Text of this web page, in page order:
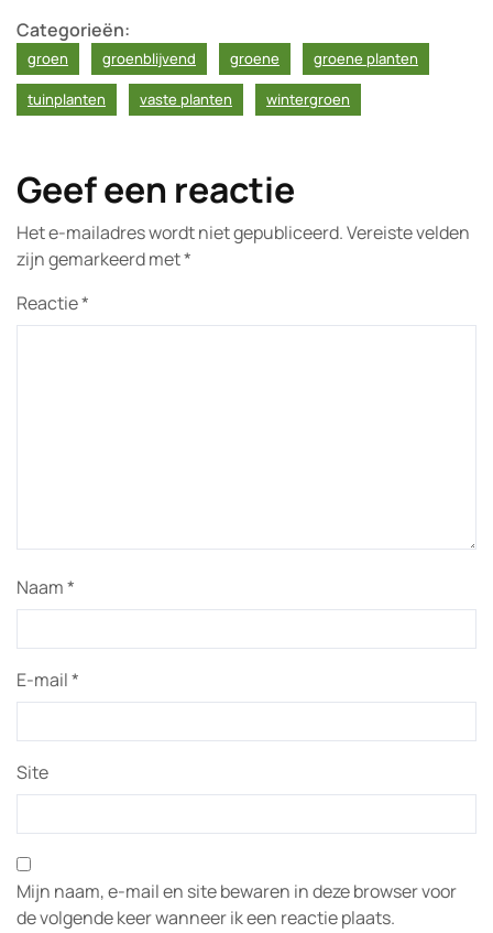
Categorieën:
groen groenblijvend groene groene planten
tuinplanten vaste planten wintergroen
Geef een reactie
Het e-mailadres wordt niet gepubliceerd.Vereiste velden
zijn gemarkeerd met*
Reactie*
Naam*
E-mail*
Site
Mijn naam, e-mail en site bewaren in deze browser voor
de volgende keer wanneer ik een reactie plaats.